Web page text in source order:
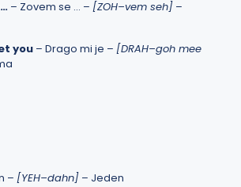
– Zovem se … – [ZOH–vem seh] –
you – Drago mi je – [DRAH–goh mee
– [YEH–dahn] – Jeden